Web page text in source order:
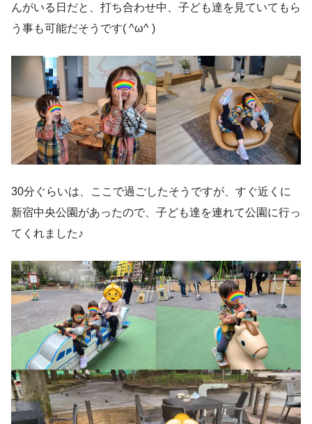
んがいる日だと、打ち合わせ中、子ども達を見ていてもら
う事も可能だそうです( ^ω^ )
30分ぐらいは、ここで過ごしたそうですが、すぐ近くに
新宿中央公園があったので、子ども達を連れて公園に行っ
てくれました♪